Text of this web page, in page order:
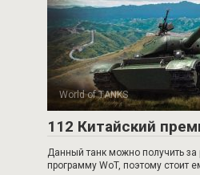
World of TANKS
112 Китайский
Данный танк можно получить
программу WoT, поэтому стоит